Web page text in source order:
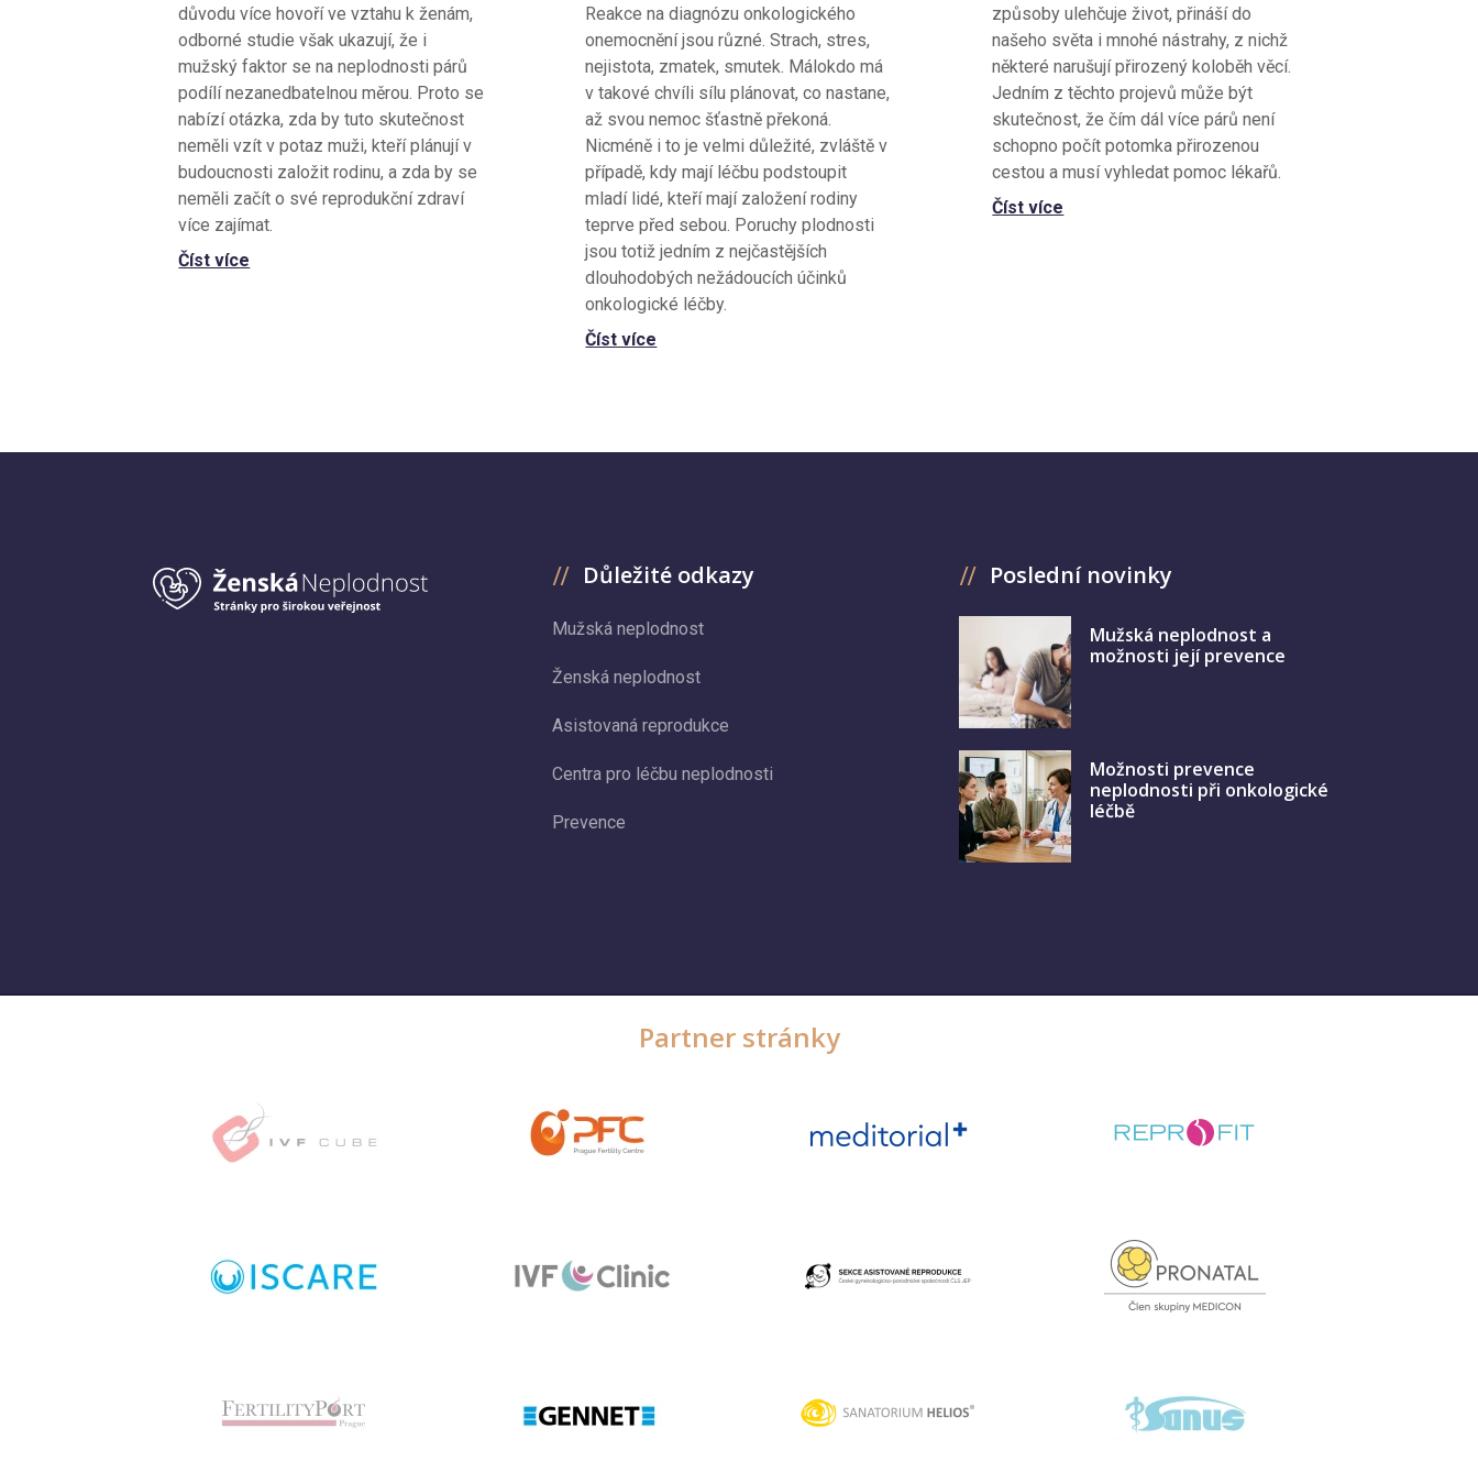
důvodu více hovoří ve vztahu k ženám,
odborné studie však ukazují, že i
mužský faktor se na neplodnosti párů
podílí nezanedbatelnou měrou. Proto se
nabízí otázka, zda by tuto skutečnost
neměli vzít v potaz muži, kteří plánují v
budoucnosti založit rodinu, a zda by se
neměli začít o své reprodukční zdraví
více zajímat.
Číst více
Reakce na diagnózu onkologického
onemocnění jsou různé. Strach, stres,
nejistota, zmatek, smutek. Málokdo má
v takové chvíli sílu plánovat, co nastane,
až svou nemoc šťastně překoná.
Nicméně i to je velmi důležité, zvláště v
případě, kdy mají léčbu podstoupit
mladí lidé, kteří mají založení rodiny
teprve před sebou. Poruchy plodnosti
jsou totiž jedním z nejčastějších
dlouhodobých nežádoucích účinků
onkologické léčby.
Číst více
způsoby ulehčuje život, přináší do
našeho světa i mnohé nástrahy, z nichž
některé narušují přirozený koloběh věcí.
Jedním z těchto projevů může být
skutečnost, že čím dál více párů není
schopno počít potomka přirozenou
cestou a musí vyhledat pomoc lékařů.
Číst více
Důležité odkazy
Mužská neplodnost
Ženská neplodnost
Asistovaná reprodukce
Centra pro léčbu neplodnosti
Prevence
Poslední novinky
Mužská neplodnost a
možnosti její prevence
Možnosti prevence
neplodnosti při onkologické
léčbě
Partner stránky